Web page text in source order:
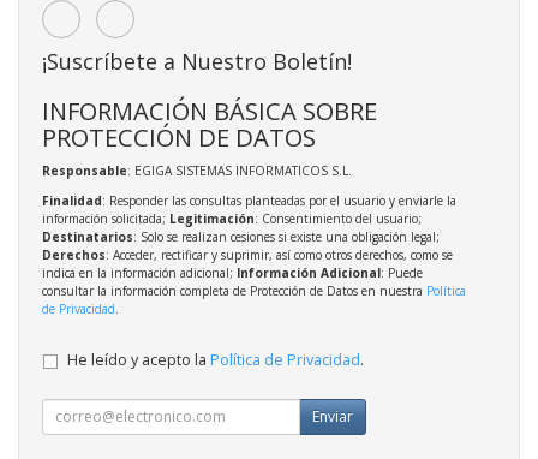
¡Suscríbete a Nuestro Boletín!
INFORMACIÓN BÁSICA SOBRE
PROTECCIÓN DE DATOS
Responsable: EGIGA SISTEMAS INFORMATICOS S.L.
Finalidad: Responder las consultas planteadas por el usuario y enviarle la
información solicitada; Legitimación: Consentimiento del usuario;
Destinatarios: Solo se realizan cesiones si existe una obligación legal;
Derechos: Acceder, rectificar y suprimir, así como otros derechos, como se
indica en la información adicional; Información Adicional: Puede
consultar la información completa de Protección de Datos en nuestra Política
de Privacidad
He leído y acepto la Política de Privacidad.
Enviar